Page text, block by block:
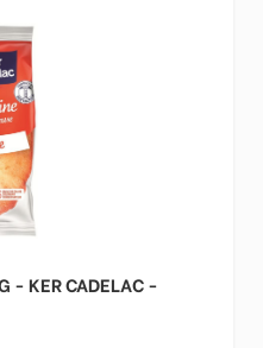
KER CADELAC -